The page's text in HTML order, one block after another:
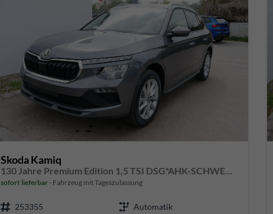
Skoda Kamiq
130 Jahre Premium Edition 1,5 TSI DSG*AHK-SCHWENKBAR*PDC*LED*KAMERA*SHZ*TEMPOMAT
sofort lieferbar Fahrzeug mit Tageszulassung
253355
Automatik